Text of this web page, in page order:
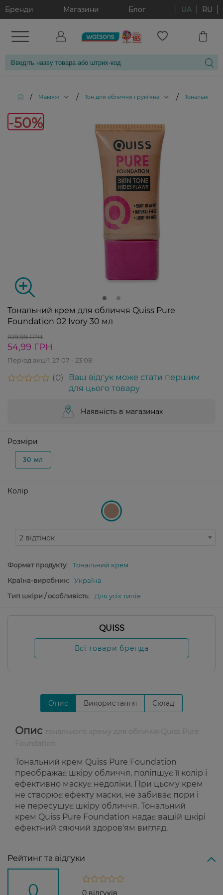
Бренди Магазини Блог UA RU
/ Макіяж / Тон для обличчя і рум'яна / Тональні
-50%
Тональний крем для обличчя Quiss Pure
Foundation 02 Ivory 30 мл
109,99 ГРН
54,99 ГРН
Період акції: 27 07 - 23 08
0
Ваш відгук може стати першим
для цього товару
Наявність в магазинах
Розміри
30 мл
Колір
2 відтінок
Формат продукту:
Тональний крем
Країна-виробник:
Україна
Тип шкіри / особливість:
Для усіх типів
QUISS
Всі товари бренда
Опис Використання Склад
Опис
Тональний крем Quiss Pure Foundation
преображає шкіру обличчя, поліпшує її колір і
ефективно маскує недоліки. При цьому крем
не створює ефекту маски, не забиває пори і
не пересушує шкіру обличчя. Тональний
крем Quiss Pure Foundation надає вашій шкірі
ефектний сяючий здоров'ям вигляд.
Рейтинг та відгуки
0 0 відгуків